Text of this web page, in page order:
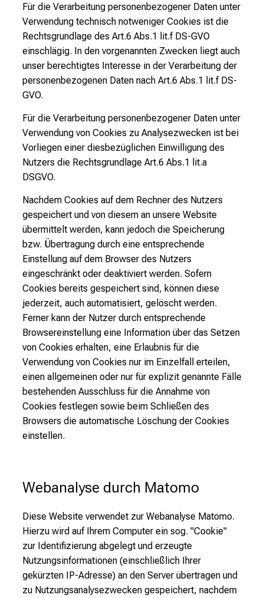
Für die Verarbeitung personenbezogener Daten unter
Verwendung technisch notweniger Cookies ist die
Rechtsgrundlage des Art.6 Abs.1 lit.f DS-GVO
einschlägig. In den vorgenannten Zwecken liegt auch
unser berechtigtes Interesse in der Verarbeitung der
personenbezogenen Daten nach Art.6 Abs.1 lit.f DS-
GVO.
Für die Verarbeitung personenbezogener Daten unter
Verwendung von Cookies zu Analysezwecken ist bei
Vorliegen einer diesbezüglichen Einwilligung des
Nutzers die Rechtsgrundlage Art.6 Abs.1 lit.a
DSGVO.
Nachdem Cookies auf dem Rechner des Nutzers
gespeichert und von diesem an unsere Website
übermittelt werden, kann jedoch die Speicherung
bzw. Übertragung durch eine entsprechende
Einstellung auf dem Browser des Nutzers
eingeschränkt oder deaktiviert werden. Sofern
Cookies bereits gespeichert sind, können diese
jederzeit, auch automatisiert, gelöscht werden.
Ferner kann der Nutzer durch entsprechende
Browsereinstellung eine Information über das Setzen
von Cookies erhalten, eine Erlaubnis für die
Verwendung von Cookies nur im Einzelfall erteilen,
einen allgemeinen oder nur für explizit genannte Fälle
bestehenden Ausschluss für die Annahme von
Cookies festlegen sowie beim Schließen des
Browsers die automatische Löschung der Cookies
einstellen.
Webanalyse durch Matomo
Diese Website verwendet zur Webanalyse Matomo.
Hierzu wird auf Ihrem Computer ein sog. "Cookie"
zur Identifizierung abgelegt und erzeugte
Nutzungsinformationen (einschließlich Ihrer
gekürzten IP-Adresse) an den Server übertragen und
zu Nutzungsanalysezwecken gespeichert, nachdem